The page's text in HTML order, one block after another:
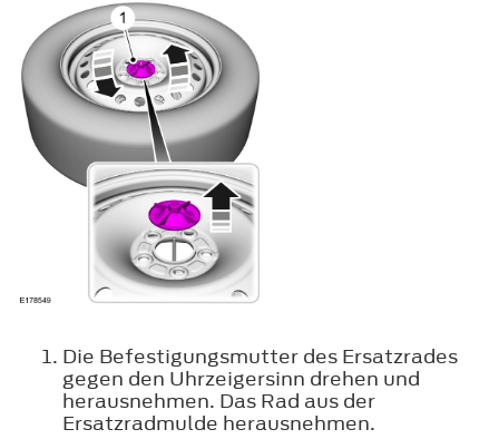
Die Befestigungsmutter des Ersatzrades
gegen den Uhrzeigersinn drehen und
herausnehmen. Das Rad aus der
Ersatzradmulde herausnehmen.